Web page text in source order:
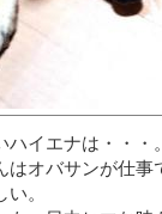
イエナは・・・
オバサンが仕事
。